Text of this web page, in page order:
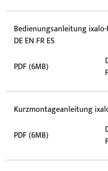
Bedienungsanleitung
DE EN FR ES
PDF (6MB)
Kurzmontageanleitung
PDF (6MB)